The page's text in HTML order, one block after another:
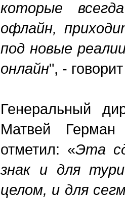
которые
офлайн,
под новые
онлайн", -
Генеральный
Матвей
отметил: «Эта
знак и для
целом, и для